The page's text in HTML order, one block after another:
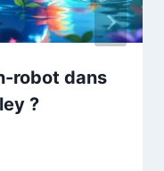
robot dans
?